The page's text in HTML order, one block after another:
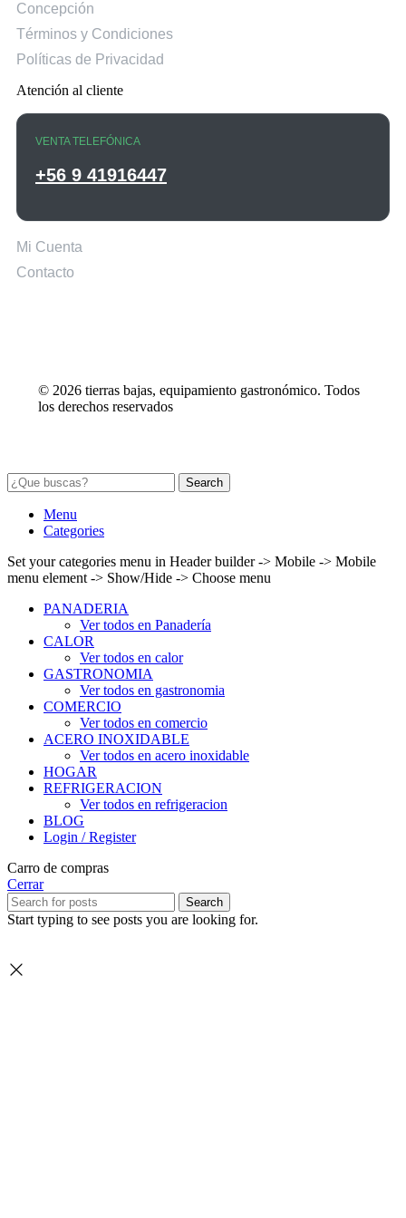
Concepción
Términos y Condiciones
Políticas de Privacidad
Atención al cliente
VENTA TELEFÓNICA
+56 9 41916447
Mi Cuenta
Contacto
© 2026 tierras bajas, equipamiento gastronómico. Todos
los derechos reservados
Search
Menu
Categories
Set your categories menu in Header builder -> Mobile -> Mobile
menu element -> Show/Hide -> Choose menu
PANADERIA
Ver todos en Panadería
CALOR
Ver todos en calor
GASTRONOMIA
Ver todos en gastronomia
COMERCIO
Ver todos en comercio
ACERO INOXIDABLE
Ver todos en acero inoxidable
HOGAR
REFRIGERACION
Ver todos en refrigeracion
BLOG
Login / Register
Carro de compras
Cerrar
Search
Start typing to see posts you are looking for.